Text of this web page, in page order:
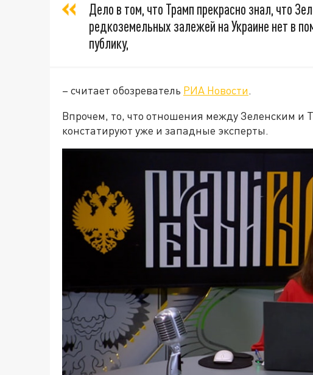
Дело в том, что Трамп прекрасно знал, что
редкоземельных залежей на Украине нет в
публику,
– считает обозреватель РИА Новости.
Впрочем, то, что отношения между Зеленским и
констатируют уже и западные эксперты.